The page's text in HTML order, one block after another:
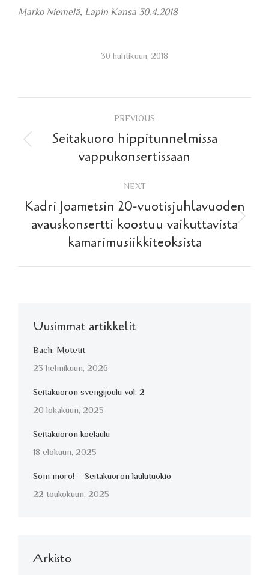
Marko Niemelä, Lapin Kansa 30.4.2018
30 huhtikuun, 2018
navigation
PREVIOUS
Previous
post:
Seitakuoro hippitunnelmissa
vappukonsertissaan
NEXT
Next
post:
Kadri Joametsin 20-vuotisjuhlavuoden
avauskonsertti koostuu vaikuttavista
kamarimusiikkiteoksista
Uusimmat artikkelit
Bach: Motetit
23 helmikuun, 2026
Seitakuoron svengijoulu vol. 2
20 lokakuun, 2025
Seitakuoron koelaulu
18 elokuun, 2025
Som moro! – Seitakuoron laulutuokio
22 toukokuun, 2025
Arkisto